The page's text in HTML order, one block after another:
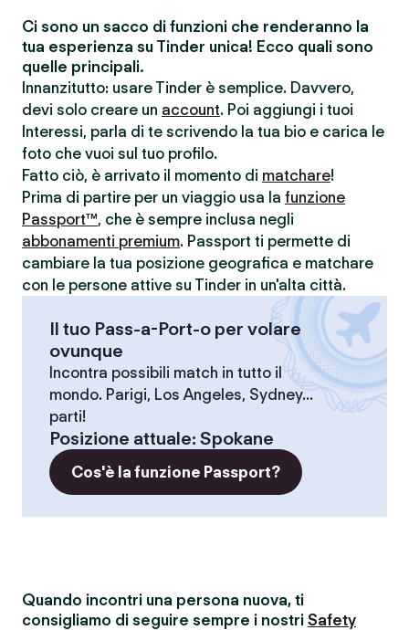
Ci sono un sacco di funzioni che renderanno la
tua esperienza su Tinder unica! Ecco quali sono
quelle principali.
Innanzitutto: usare Tinder è semplice. Davvero,
devi solo creare un account. Poi aggiungi i tuoi
Interessi, parla di te scrivendo la tua bio e carica le
foto che vuoi sul tuo profilo.
Fatto ciò, è arrivato il momento di matchare!
Prima di partire per un viaggio usa la funzione
Passport™, che è sempre inclusa negli
abbonamenti premium. Passport ti permette di
cambiare la tua posizione geografica e matchare
con le persone attive su Tinder in un'alta città.
Il tuo Pass-a-Port-o per volare
ovunque
Incontra possibili match in tutto il
mondo. Parigi, Los Angeles, Sydney...
parti!
Posizione attuale: Spokane
Cos'è la funzione Passport?
Quando incontri una persona nuova, ti
consigliamo di seguire sempre i nostri Safety